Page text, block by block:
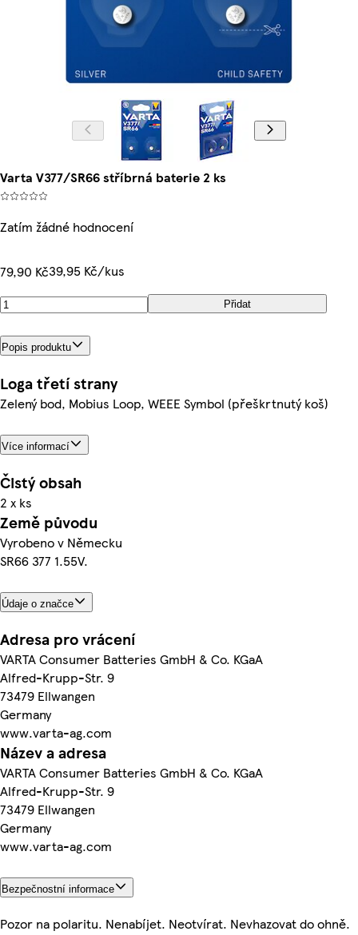
Varta V377/SR66 stříbrná baterie 2 ks
Zatím žádné hodnocení
79,90 Kč39,95 Kč/kus
Přidat
Popis produktu
Loga třetí strany
Zelený bod, Mobius Loop, WEEE Symbol (přeškrtnutý koš)
Více informací
Čistý obsah
2 x ks
Země původu
Vyrobeno v Německu
SR66 377 1.55V.
Údaje o značce
Adresa pro vrácení
VARTA Consumer Batteries GmbH & Co. KGaA
Alfred-Krupp-Str. 9
73479 Ellwangen
Germany
www.varta-ag.com
Název a adresa
VARTA Consumer Batteries GmbH & Co. KGaA
Alfred-Krupp-Str. 9
73479 Ellwangen
Germany
www.varta-ag.com
Bezpečnostní informace
Pozor na polaritu. Nenabíjet. Neotvírat. Nevhazovat do ohně.